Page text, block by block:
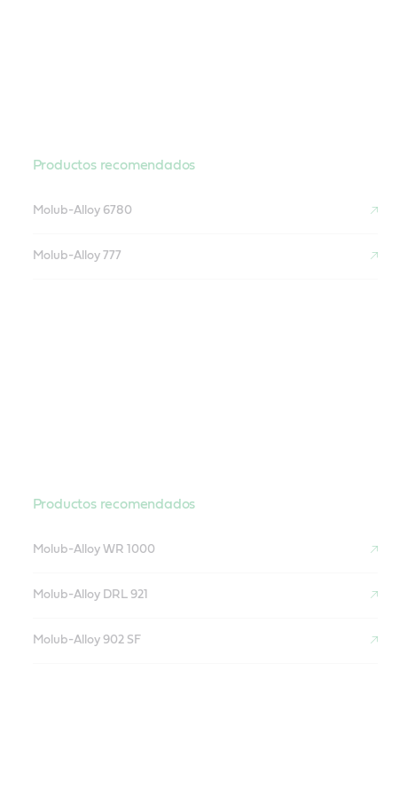
Productos recomendados
Molub-Alloy 6780
Molub-Alloy 777
Productos recomendados
Molub-Alloy WR 1000
Molub-Alloy DRL 921
Molub-Alloy 902 SF